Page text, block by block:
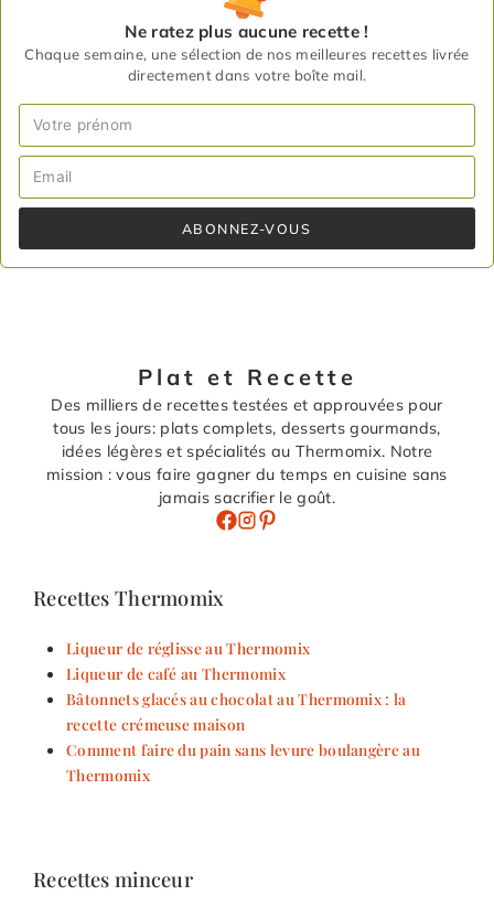
Ne ratez plus aucune recette !
Chaque semaine, une sélection de nos meilleures recettes livrée
directement dans votre boîte mail.
ABONNEZ-VOUS
Plat et Recette
Des milliers de recettes testées et approuvées pour
tous les jours: plats complets, desserts gourmands,
idées légères et spécialités au Thermomix. Notre
mission : vous faire gagner du temps en cuisine sans
jamais sacrifier le goût.
Recettes Thermomix
Liqueur de réglisse au Thermomix
Liqueur de café au Thermomix
Bâtonnets glacés au chocolat au Thermomix : la
recette crémeuse maison
Comment faire du pain sans levure boulangère au
Thermomix
Recettes minceur